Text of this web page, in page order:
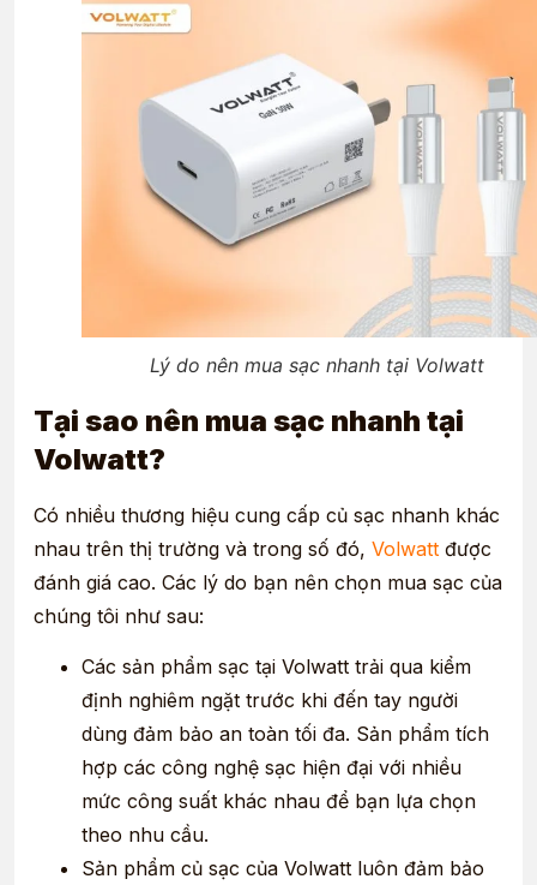
Lý do nên mua sạc nhanh tại Volwatt
Tại sao nên mua sạc nhanh tại
Volwatt?
Có nhiều thương hiệu cung cấp củ sạc nhanh khác
nhau trên thị trường và trong số đó, Volwatt được
đánh giá cao. Các lý do bạn nên chọn mua sạc của
chúng tôi như sau:
Các sản phẩm sạc tại Volwatt trải qua kiểm
định nghiêm ngặt trước khi đến tay người
dùng đảm bảo an toàn tối đa. Sản phẩm tích
hợp các công nghệ sạc hiện đại với nhiều
mức công suất khác nhau để bạn lựa chọn
theo nhu cầu.
Sản phẩm củ sạc của Volwatt luôn đảm bảo